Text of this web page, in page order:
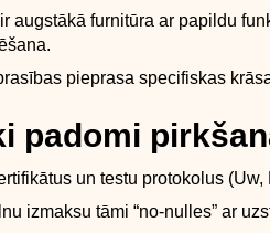
augstākā furnitūra ar papildu
pieprasa specifiskas
padomi
un testu protokolus (Uw,
izmaksu tāmi “no-nulles” ar